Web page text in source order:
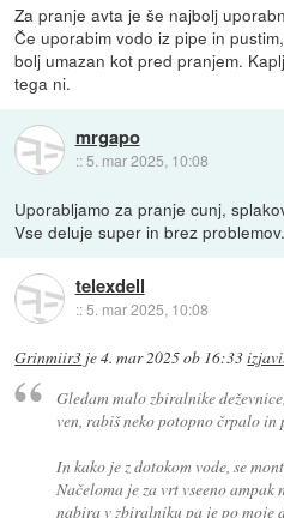
Za pranje avta je še najbolj
Če uporabim vodo iz pipe in
bolj umazan kot pred pranjem.
tega ni.
mrgapo
:: 5. mar 2025, 10:08
Uporabljamo za pranje cunj,
Vse deluje super in brez problemov.
telexdell
::5. mar 2025, 10:08
Grinmiir3 je4. mar 2025 ob 16:33
Gledam malo zbiralnike
ven, rabiš neko potopno črpalo in
In kako je z dotokom vode, se
Načeloma je za vrt vseeno
nabira v zbiralniku pa je po moje